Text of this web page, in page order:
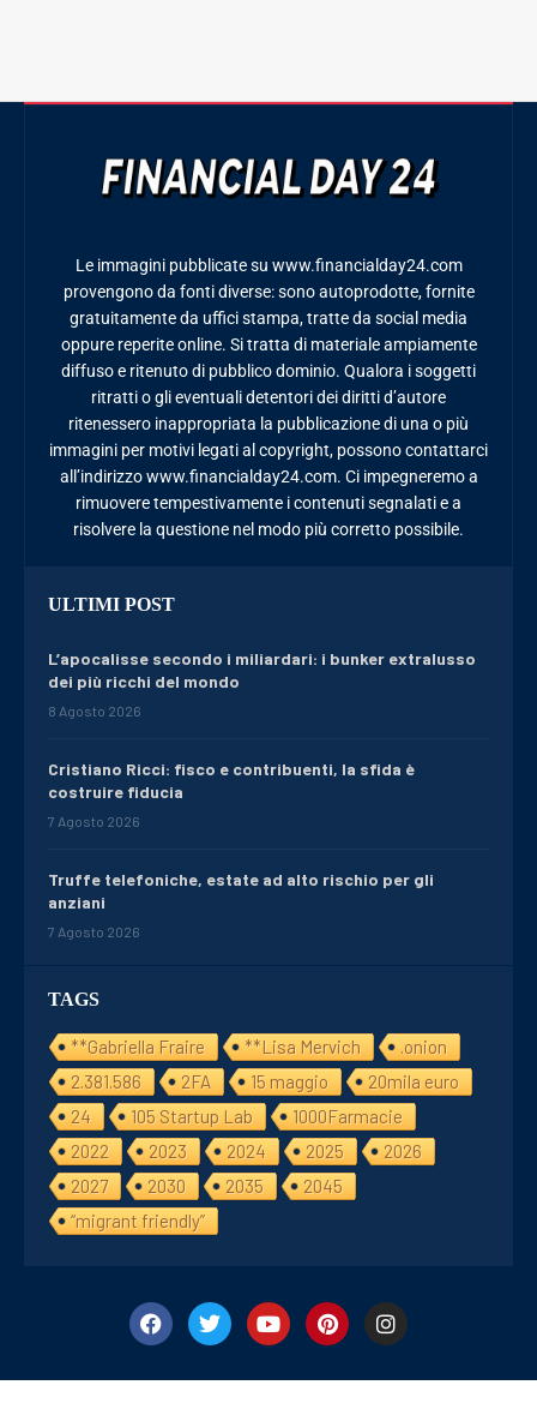
TAGS
**Gabriella Fraire **Lisa Mervich
.onion
2.381.586
2FA 15 maggio
20mila euro
24
105 Startup Lab
1000Farmacie
2022
2023 2024 2025
2026
2027
2030 2035
2045
“migrant friendly”
Le immagini pubblicate su www.financialday24.com
provengono da fonti diverse: sono autoprodotte, fornite
gratuitamente da uffici stampa, tratte da social media
oppure reperite online. Si tratta di materiale ampiamente
diffuso e ritenuto di pubblico dominio. Qualora i soggetti
ritratti o gli eventuali detentori dei diritti d’autore
ritenessero inappropriata la pubblicazione di una o più
immagini per motivi legati al copyright, possono contattarci
all’indirizzo www.financialday24.com. Ci impegneremo a
rimuovere tempestivamente i contenuti segnalati e a
risolvere la questione nel modo più corretto possibile.
ULTIMI POST
L’apocalisse secondo i miliardari: i bunker extralusso
dei più ricchi del mondo
8 Agosto 2026
Cristiano Ricci: fisco e contribuenti, la sfida è
costruire fiducia
7 Agosto 2026
Truffe telefoniche, estate ad alto rischio per gli
anziani
7 Agosto 2026